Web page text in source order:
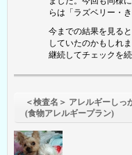
らは「ラズベリー・
今までの結果を見る
していたのかもしれ
継続してチェックを
＜検査名＞ アレルギーし
(食物アレルギープラン)